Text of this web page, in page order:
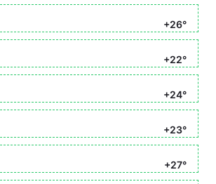
+26°
+22°
+24°
+23°
+27°